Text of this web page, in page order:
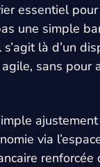
essentiel
une simple
là d’un
sans
via